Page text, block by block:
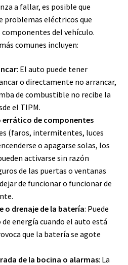
a fallar, es posible que
problemas eléctricos que
del vehículo.
comunes incluyen:
: El auto puede tener
o directamente no arrancar,
de combustible no recibe la
el TIPM.
de componentes
(faros, intermitentes, luces
o apagarse solas, los
activarse sin razón
de las puertas o ventanas
de funcionar o funcionar de
o drenaje de la batería: Puede
energía cuando el auto está
que la batería se agote
de la bocina o alarmas: La